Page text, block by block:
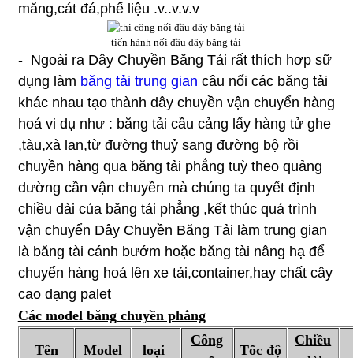
măng,cát đá,phế liệu .v..v.v.v
tiến hành nối đầu dây băng tải
- Ngoài ra Dây Chuyền Băng Tải rất thích hơp sữ
dụng làm băng tải trung gian câu nối các băng tải
khác nhau tạo thành dây chuyền vận chuyển hàng
hoá vi dụ như : băng tải cầu cảng lấy hàng tử ghe
,tàu,xà lan,từ đường thuỷ sang đường bộ rồi
chuyền hàng qua băng tải phẳng tuỳ theo quảng
dường cần vận chuyền mà chúng ta quyết định
chiều dài của băng tải phẳng ,kết thúc quá trình
vận chuyển Dây Chuyền Băng Tải làm trung gian
là băng tài cánh bướm hoặc băng tài nâng hạ để
chuyển hàng hoá lên xe tải,container,hay chất cây
cao dạng palet
Các model băng chuyền phẳng
Tên Model loại
Công
Tốc độ
Chiều